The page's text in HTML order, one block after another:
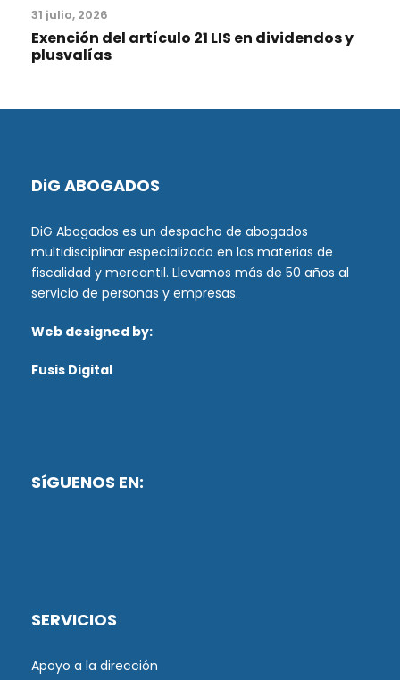
31 julio, 2026
Exención del artículo 21 LIS en dividendos y
plusvalías
DiG ABOGADOS
DiG Abogados es un despacho de abogados
multidisciplinar especializado en las materias de
fiscalidad y mercantil. Llevamos más de 50 años al
servicio de personas y empresas.
Web designed by:
Fusis Digital
SíGUENOS EN:
SERVICIOS
Apoyo a la dirección